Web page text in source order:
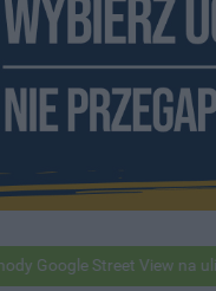
Street View na ulicach